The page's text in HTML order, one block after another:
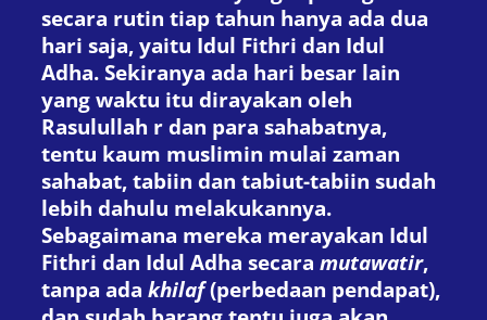
secara rutin tiap tahun hanya ada dua
hari saja, yaitu Idul Fithri dan Idul
Adha. Sekiranya ada hari besar lain
yang waktu itu dirayakan oleh
Rasulullah r dan para sahabatnya,
tentu kaum muslimin mulai zaman
sahabat, tabiin dan tabiut-tabiin sudah
lebih dahulu melakukannya.
Sebagaimana mereka merayakan Idul
Fithri dan Idul Adha secara mutawatir,
tanpa ada khilaf(perbedaan pendapat),